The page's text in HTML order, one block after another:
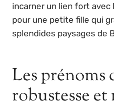
incarner un lien fort avec
pour une petite fille qui
splendides paysages de
Les prénoms
robustesse et